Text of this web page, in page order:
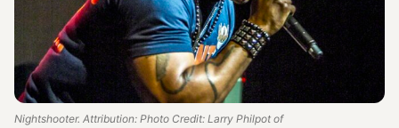
Nightshooter. Attribution: Photo Credit: Larry Philpot of